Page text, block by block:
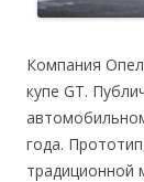
Компания
купе GT.
года.
традиционной